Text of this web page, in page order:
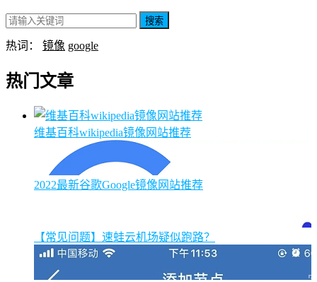
搜索
热词： 镜像 google
热门文章
维基百科wikipedia镜像网站推荐
2022最新谷歌Google镜像网站推荐
【常见问题】速蛙云机场疑似跑路？